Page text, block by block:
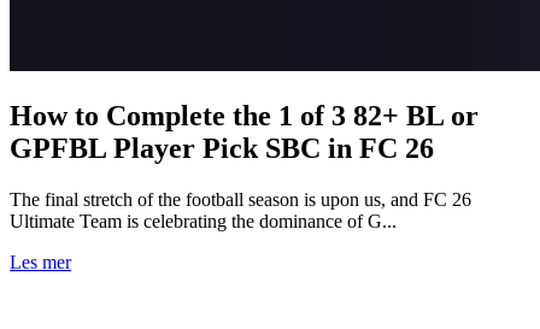
How to Complete the 1 of 3 82+ BL or
GPFBL Player Pick SBC in FC 26
The final stretch of the football season is upon us, and FC 26
Ultimate Team is celebrating the dominance of G...
Les mer